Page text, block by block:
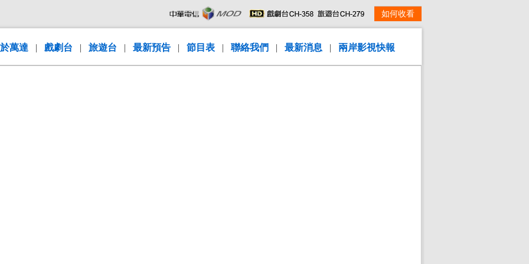
如何收看
萬達 | 戲劇台 | 旅遊台 | 最新預告 | 節目表 | 聯絡我們 | 最新消息 | 兩岸影視快報